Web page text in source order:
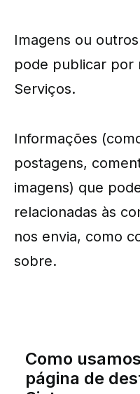
Imagens ou
pode publicar por
Serviços.
Informações
postagens,
imagens) que
relacionadas às
nos envia, como
sobre.
Como
página de